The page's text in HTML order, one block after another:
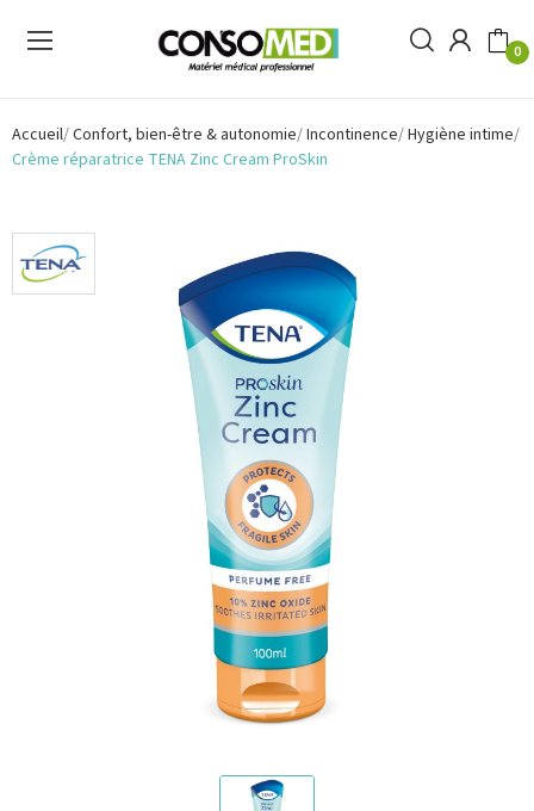
0
Accueil Confort, bien-être & autonomie Incontinence Hygiène intime
Crème réparatrice TENA Zinc Cream ProSkin